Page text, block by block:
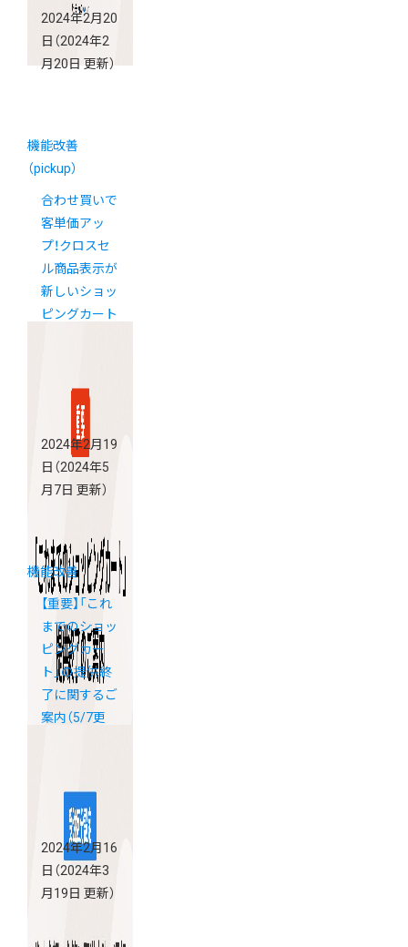
2024年2月20
日 （2024年2
月20日 更新）
機能改善
（pickup）
合わせ買いで
客単価アッ
プ！クロスセ
ル商品表示が
新しいショッ
ピングカート
2024年2月19
日 （2024年5
月7日 更新）
機能改善
【重要】「これ
までのショッ
ピングカー
ト」の提供終
了に関するご
案内（5/7更
2024年2月16
日 （2024年3
月19日 更新）